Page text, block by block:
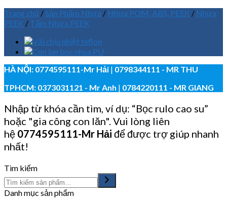
Trang chủ /Sản Phẩm Nhựa / Nhựa POM, ABS, PEEK / Nhựa
PEEK / Tấm Nhựa PEEK
HÀ NỘI: 0774595111-Mr Hải | 0798344111 - MR THU
TPHCM: 0373031121 - Mr Anh | 0784220111 - MR GIANG
Nhập từ khóa cần tìm, ví dụ: “Bọc rulo cao su”
hoặc "gia công con lăn". Vui lòng liên
hệ 0774595111-Mr Hải để được trợ giúp nhanh
nhất!
Tìm kiếm
Danh mục sản phẩm